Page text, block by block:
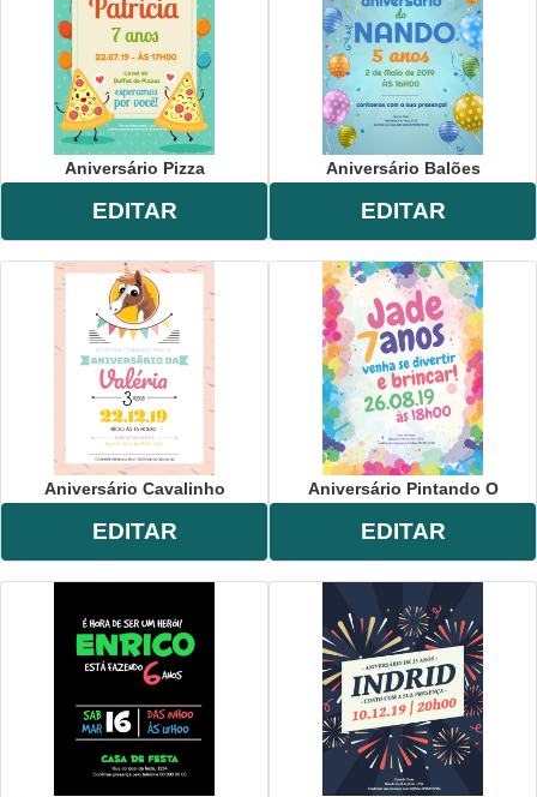
Aniversário Pizza
EDITAR
Aniversário Balões
EDITAR
Aniversário Cavalinho
EDITAR
Aniversário Pintando O
EDITAR